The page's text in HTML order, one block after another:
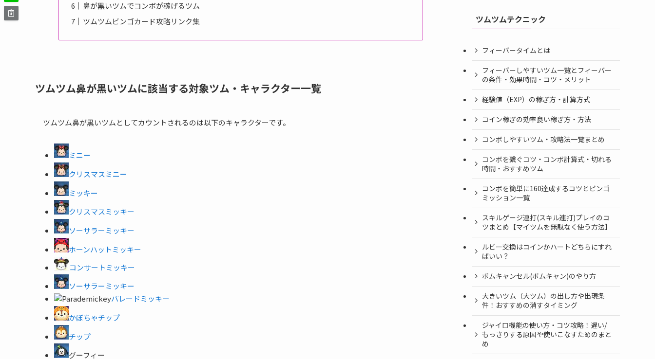
鼻が黒いツムでコンボが稼げるツム
ツムツムビンゴカード攻略リンク集
ツムツム鼻が黒いツムに該当する対象ツム・キャラクター一覧
ツムツム鼻が黒いツムとしてカウントされるのは以下のキャラクターです。
ミニー
クリスマスミニー
ミッキー
クリスマスミッキー
ソーサラーミッキー
ホーンハットミッキー
コンサートミッキー
ソーサラーミッキー
パレードミッキー
かぼちゃチップ
チップ
グーフィー
ツムツムテクニック
フィーバータイムとは
フィーバーしやすいツム一覧とフィーバー
の条件・効果時間・コツ・メリット
経験値（EXP）の稼ぎ方・計算方式
コイン稼ぎの効率良い稼ぎ方・方法
コンボしやすいツム・攻略法一覧まとめ
コンボを繋ぐコツ・コンボ計算式・切れる
時間・おすすめツム
コンボを簡単に160達成するコツとビンゴ
ミッション一覧
スキルゲージ連打(スキル連打)プレイのコ
ツまとめ【マイツムを無駄なく使う方法】
ルビー交換はコインかハートどちらにすれ
ばいい？
ボムキャンセル(ボムキャン)のやり方
大きいツム（大ツム）の出し方や出現条
件！おすすめの消すタイミング
ジャイロ機能の使い方・コツ攻略！遅い/
もっさりする原因や使いこなすためのまと
め